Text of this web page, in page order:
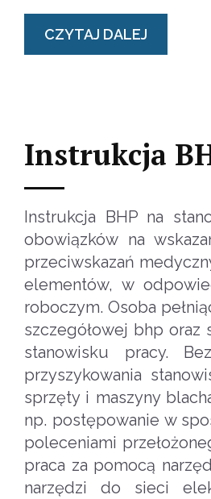
CZYTAJ DALEJ
Instrukcja
Instrukcja BHP na
obowiązków na
przeciwskazań
elementów, w
roboczym. Osoba
szczegółowej bhp
stanowisku pracy.
przyszykowania
sprzęty i maszyny
np. postępowanie w
poleceniami
praca za pomocą
narzędzi do sieci